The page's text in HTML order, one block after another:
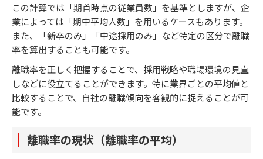
この計算では「期首時点の従業員数」を基準としますが、企
業によっては「期中平均人数」を用いるケースもあります。
また、「新卒のみ」「中途採用のみ」など特定の区分で離職
率を算出することも可能です。
離職率を正しく把握することで、採用戦略や職場環境の見直
しなどに役立てることができます。特に業界ごとの平均値と
比較することで、自社の離職傾向を客観的に捉えることが可
能です。
離職率の現状（離職率の平均）